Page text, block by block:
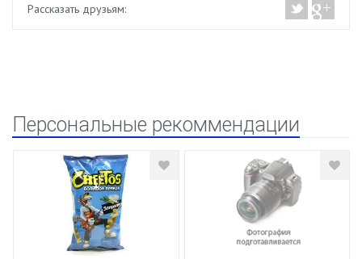
Рассказать друзьям:
Персональные рекоммендации